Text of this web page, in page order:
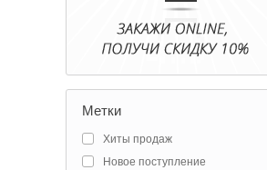
Метки
Хиты продаж
Новое поступление